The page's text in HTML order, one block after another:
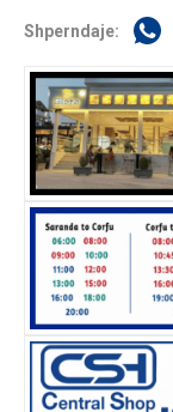
Shperndaje: